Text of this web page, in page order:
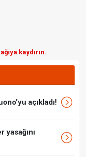
kaydırın.
açıkladı!
yasağını